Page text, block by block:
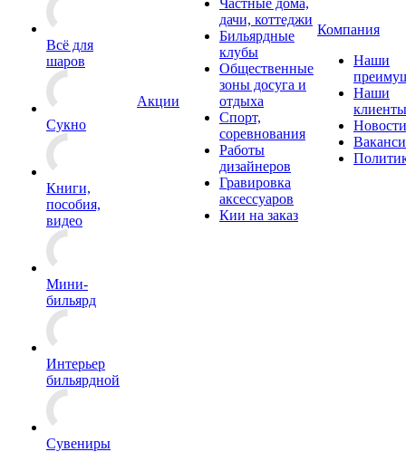
Всё для
шаров
Сукно
Книги,
пособия,
видео
Мини-
бильярд
Интерьер
бильярдной
Сувениры
Акции
Частные дома,
дачи, коттеджи
Бильярдные
клубы
Общественные
зоны досуга и
отдыха
Спорт,
соревнования
Работы
дизайнеров
Гравировка
аксессуаров
Кии на заказ
Компания
Наши
Наши
клиенты
Новости